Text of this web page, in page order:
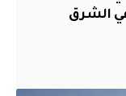
الشرق